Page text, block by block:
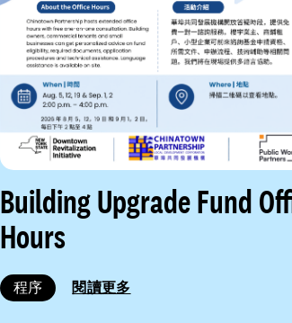
Building Upgrade Fund
Hours
程序 閱讀更多